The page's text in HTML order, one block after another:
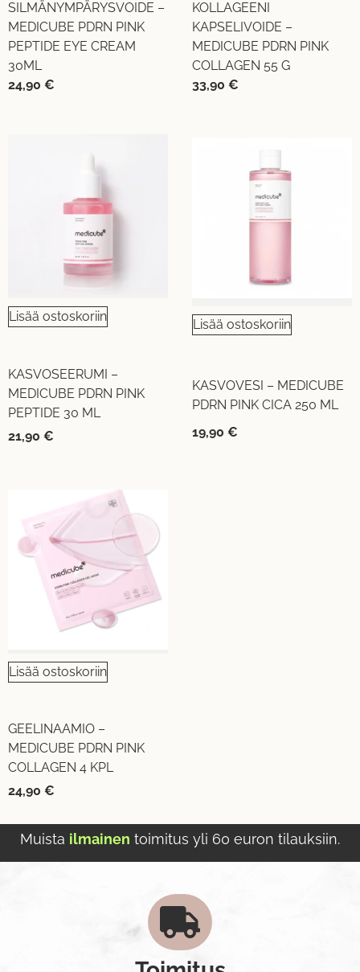
SILMÄNYMPÄRYSVOIDE –
MEDICUBE PDRN PINK
PEPTIDE EYE CREAM
30ML
24,90 €
KOLLAGEENI
KAPSELIVOIDE –
MEDICUBE PDRN PINK
COLLAGEN 55 G
33,90 €
Lisää ostoskoriin
KASVOSEERUMI –
MEDICUBE PDRN PINK
PEPTIDE 30 ML
21,90 €
Lisää ostoskoriin
KASVOVESI – MEDICUBE
PDRN PINK CICA 250 ML
19,90 €
Lisää ostoskoriin
GEELINAAMIO –
MEDICUBE PDRN PINK
COLLAGEN 4 KPL
24,90 €
Muista ilmainen toimitus yli 60 euron tilauksiin.